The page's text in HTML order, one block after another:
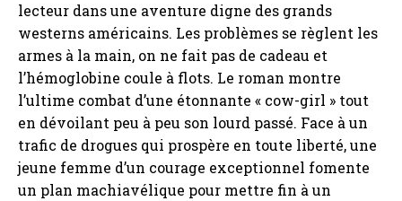
lecteur dans une aventure digne des grands
westerns américains. Les problèmes se règlent les
armes à la main, on ne fait pas de cadeau et
l’hémoglobine coule à flots. Le roman montre
l’ultime combat d’une étonnante « cow-girl » tout
en dévoilant peu à peu son lourd passé. Face à un
trafic de drogues qui prospère en toute liberté, une
jeune femme d’un courage exceptionnel fomente
un plan machiavélique pour mettre fin à un